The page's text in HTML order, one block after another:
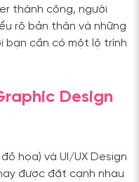
thành công, người
rõ bản thân và những
bạn cần có một lộ trình
Design
họa) và UI/UX Design
được đặt cạnh nhau